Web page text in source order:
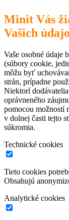
Minit Vás
Vašich
Vaše osobné údaje
(súbory cookie,
môžu byť
strán, prípadne
Niektorí
oprávneného
pomocou možností
v dolnej časti tejto
súkromia.
Technické cookies
Tieto cookies
Obsahujú
Analytické cookies